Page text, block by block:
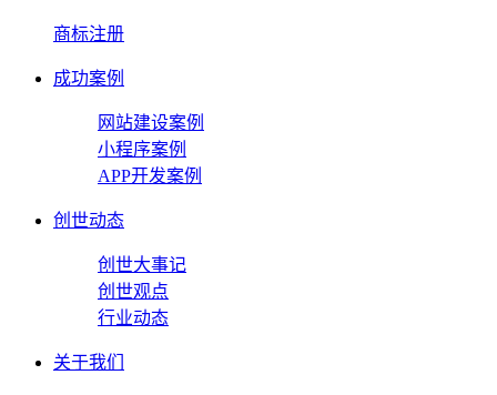
商标注册
成功案例
网站建设案例
小程序案例
APP开发案例
创世动态
创世大事记
创世观点
行业动态
关于我们